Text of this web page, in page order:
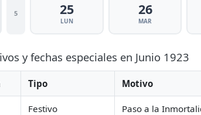
5 25
LUN
26
MAR
y fechas especiales en Junio 1923
Tipo Motivo
Festivo Paso a la